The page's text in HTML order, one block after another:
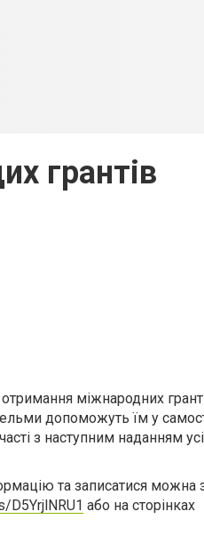
грантів
міжнародних
допоможуть їм у
з наступним наданням
та записатися можна
або на сторінках